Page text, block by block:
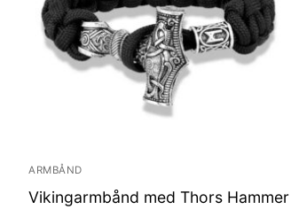
ARMBÅND
Vikingarmbånd med Thors Hammer